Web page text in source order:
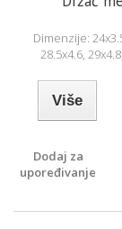
Dimenzije:
28.5x4.6,
Više
Dodaj za
upoređivanje